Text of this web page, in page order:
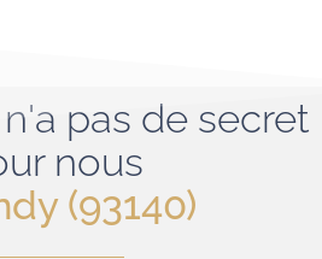
pas de secret
nous
(93140)